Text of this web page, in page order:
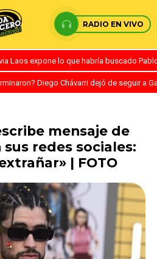
RADIO EN VIVO
Laos expone lo que habría buscado
Diego Chávarri dejó de seguir a
mensaje de
redes sociales:
| FOTO